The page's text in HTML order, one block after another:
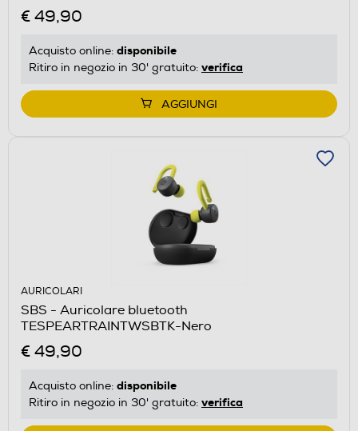
€ 49,90
Acquisto online: disponibile
Ritiro in negozio in 30' gratuito: verifica
AGGIUNGI
AURICOLARI
SBS - Auricolare bluetooth
TESPEARTRAINTWSBTK-Nero
€ 49,90
Acquisto online: disponibile
Ritiro in negozio in 30' gratuito: verifica